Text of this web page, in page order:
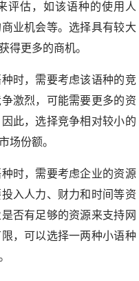
评估，如该语种的使用人
业机会等。选择具有较大
得更多的商机。
时，需要考虑该语种的竞
激烈，可能需要更多的资
此，选择竞争相对较小的
场份额。
时，需要考虑企业的资源
入人力、财力和时间等资
否有足够的资源来支持网
，可以选择一两种小语种